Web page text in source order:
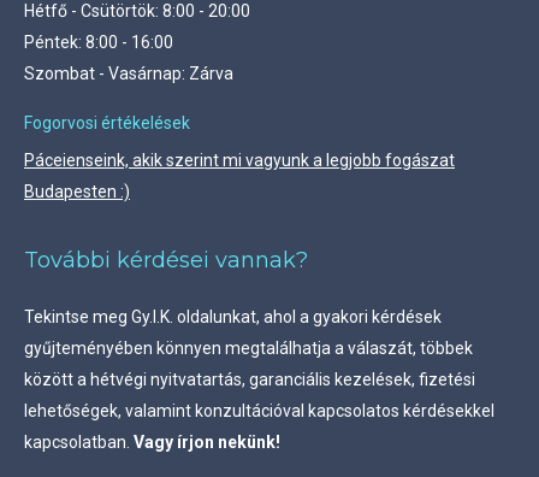
Hétfő - Csütörtök: 8:00 - 20:00
Péntek: 8:00 - 16:00
Szombat - Vasárnap: Zárva
Fogorvosi értékelések
Páceienseink, akik szerint mi vagyunk a legjobb fogászat
Budapesten :)
További kérdései vannak?
Tekintse meg Gy.I.K. oldalunkat, ahol a gyakori kérdések
gyűjteményében könnyen megtalálhatja a válaszát, többek
között a hétvégi nyitvatartás, garanciális kezelések, fizetési
lehetőségek, valamint konzultációval kapcsolatos kérdésekkel
kapcsolatban. Vagy írjon nekünk!